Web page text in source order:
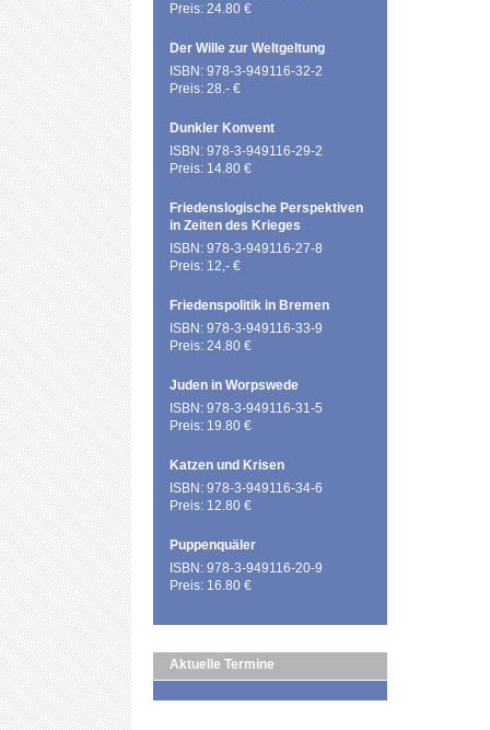
Preis: 24.80 €
Der Wille zur Weltgeltung
ISBN: 978-3-949116-32-2
Preis: 28.- €
Dunkler Konvent
ISBN: 978-3-949116-29-2
Preis: 14.80 €
Friedenslogische Perspektiven
in Zeiten des Krieges
ISBN: 978-3-949116-27-8
Preis: 12,- €
Friedenspolitik in Bremen
ISBN: 978-3-949116-33-9
Preis: 24.80 €
Juden in Worpswede
ISBN: 978-3-949116-31-5
Preis: 19.80 €
Katzen und Krisen
ISBN: 978-3-949116-34-6
Preis: 12.80 €
Puppenquäler
ISBN: 978-3-949116-20-9
Preis: 16.80 €
Aktuelle Termine